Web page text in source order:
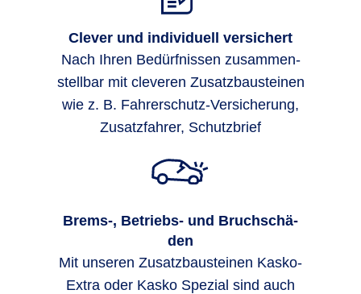
Clever und individuell versichert
Nach Ihren Bedürf­nissen zu­sammen­
stell­bar mit cleveren Zusatz­bau­stei­nen
wie z. B. Fahrer­schutz-Ver­siche­rung,
Zusatz­fahrer, Schutz­brief
Brems-, Be­triebs- und Bruch­schä­
den
Mit unseren Zusatzbausteinen Kasko-
Extra oder Kasko Spezial sind auch